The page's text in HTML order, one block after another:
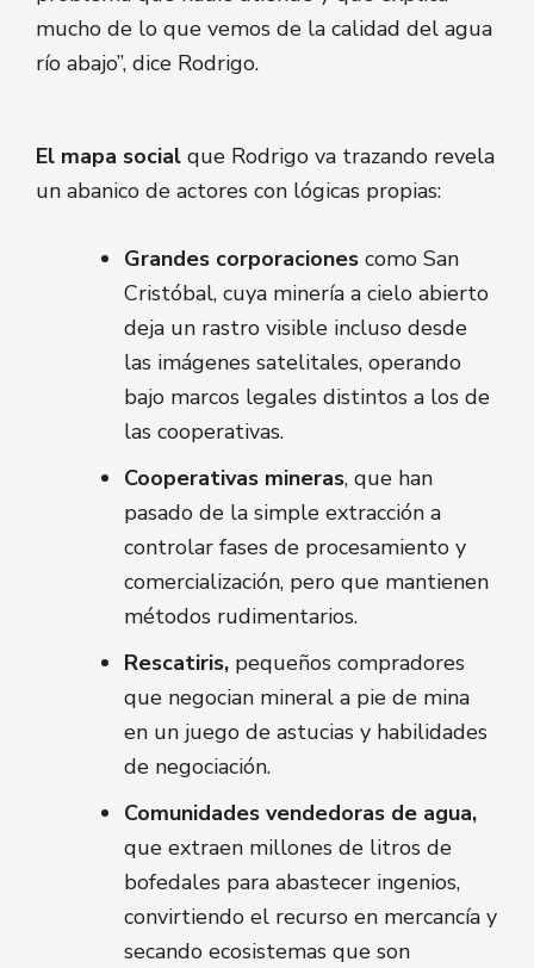
mucho de lo que vemos de la calidad del agua
río abajo”, dice Rodrigo.
El mapa social que Rodrigo va trazando revela
un abanico de actores con lógicas propias:
Grandes corporaciones como San
Cristóbal, cuya minería a cielo abierto
deja un rastro visible incluso desde
las imágenes satelitales, operando
bajo marcos legales distintos a los de
las cooperativas.
Cooperativas mineras, que han
pasado de la simple extracción a
controlar fases de procesamiento y
comercialización, pero que mantienen
métodos rudimentarios.
Rescatiris, pequeños compradores
que negocian mineral a pie de mina
en un juego de astucias y habilidades
de negociación.
Comunidades vendedoras de agua,
que extraen millones de litros de
bofedales para abastecer ingenios,
convirtiendo el recurso en mercancía y
secando ecosistemas que son